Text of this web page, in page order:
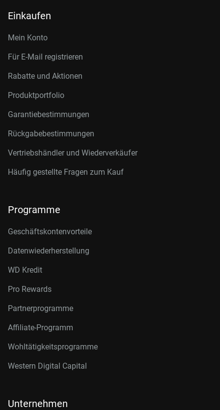
Einkaufen
Mein Konto
Für E-Mail registrieren
Rabatte und Aktionen
Produktportfolio
Garantiebestimmungen
Rückgabebestimmungen
Vertriebshändler und Wiederverkäufer
Häufig gestellte Fragen zum Kauf
Programme
Geschäftskontenvorteile
Datenwiederherstellung
WD Kredit
Pro Rewards
Partnerprogramme
Affiliate-Programm
Wohltätigkeitsprogramme
Western Digital Capital
Unternehmen